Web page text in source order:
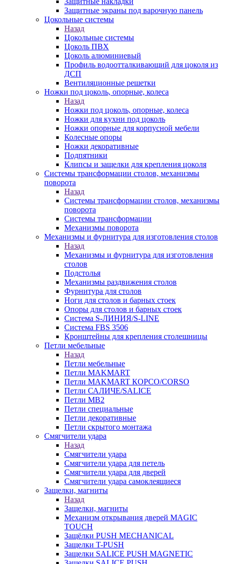
Защитные экраны под варочную панель
Цокольные системы
Назад
Цокольные системы
Цоколь ПВХ
Цоколь алюминиевый
Профиль водоотталкивающий для цоколя из
ДСП
Вентиляционные решетки
Ножки под цоколь, опорные, колеса
Назад
Ножки под цоколь, опорные, колеса
Ножки для кухни под цоколь
Ножки опорные для корпусной мебели
Колесные опоры
Ножки декоративные
Подпятники
Клипсы и защелки для крепления цоколя
Системы трансформации столов, механизмы
поворота
Назад
Системы трансформации столов, механизмы
поворота
Системы трансформации
Механизмы поворота
Механизмы и фурнитура для изготовления столов
Назад
Механизмы и фурнитура для изготовления
столов
Подстолья
Механизмы раздвижения столов
Фурнитура для столов
Ноги для столов и барных стоек
Опоры для столов и барных стоек
Система S-ЛИНИЯ/S-LINE
Система FBS 3506
Кронштейны для крепления столешницы
Петли мебельные
Назад
Петли мебельные
Петли MAKMART
Петли MAKMART КОРСО/CORSO
Петли САЛИЧЕ/SALICE
Петли MB2
Петли специальные
Петли декоративные
Петли скрытого монтажа
Смягчители удара
Назад
Смягчители удара
Смягчители удара для петель
Смягчители удара для дверей
Cмягчители удара самоклеящиеся
Защелки, магниты
Назад
Защелки, магниты
Механизм открывания дверей MAGIC
TOUCH
Защёлки PUSH MECHANICAL
Защелки T-PUSH
Защелки SALICE PUSH MAGNETIC